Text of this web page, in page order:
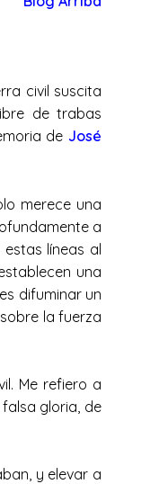
civil suscita
de trabas
de José
merece una
a
líneas al
una
difuminar un
la fuerza
Me refiero a
gloria, de
y elevar a